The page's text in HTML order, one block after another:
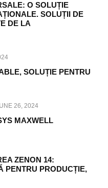
O SOLUȚIE
SOLUȚII DE
DE LA
SOLUȚIE PENTRU
26, 2024
MAXWELL
ZENON 14:
PENTRU PRODUCȚIE,